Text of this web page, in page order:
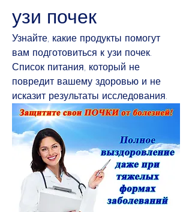
узи почек
Узнайте, какие продукты помогут
вам подготовиться к узи почек.
Список питания, который не
повредит вашему здоровью и не
исказит результаты исследования.